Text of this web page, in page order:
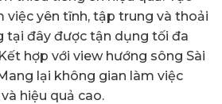
việc yên tĩnh, tập trung và thoải
tại đây được tận dụng tối đa
hợp với view hướng sông Sài
lại không gian làm việc
hiệu quả cao.